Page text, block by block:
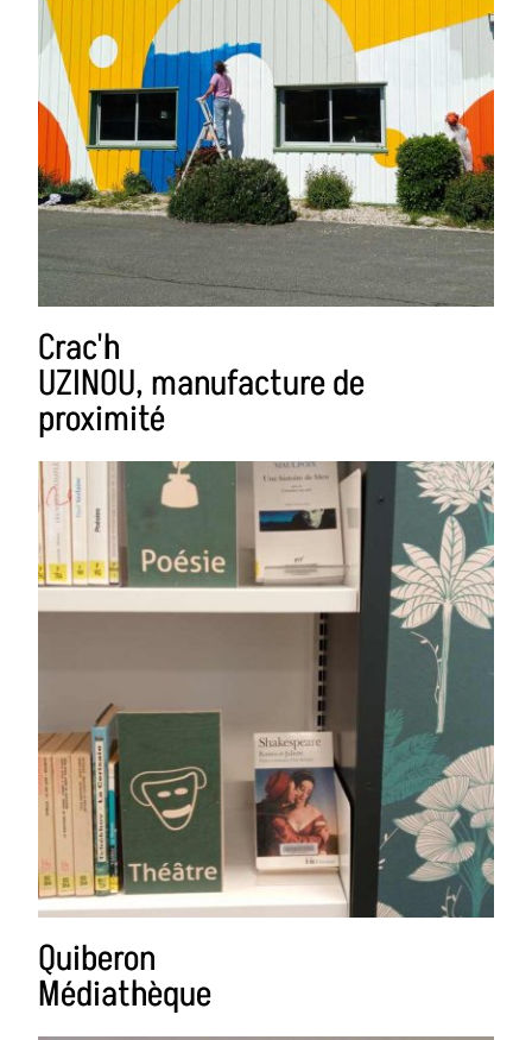
Crac'h
UZINOU, manufacture de
proximité
Quiberon
Médiathèque